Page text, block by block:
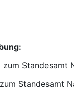
Standesamt
Standesamt